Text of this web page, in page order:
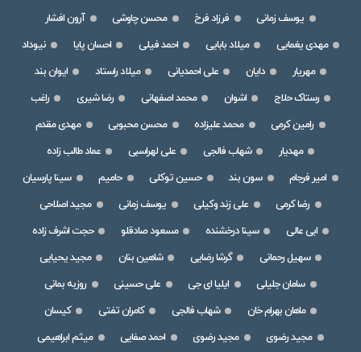
یوسف زمانی
فرزاد فرخ محسن چاوشی
آرون افشار
مهدی یغمایی
میلاد بابایی احمد فیلی احسان پایا
نیوداد
مهریار
دایان علی احمدیانی میلاد راستاد
ایوان بند
رستاک حلاج
اشوان محمد اصفهانی رضا شیری
راغب
رامین کرمی
محمد علیزاده محسن محبوبی
مهدی مقدم
مهدیار
شهاب فالجی علی لهراسبی
عماد طالب زاده
امیر فرجام
سون بند حسین توکلی حامیم
سینا پارسیان
رضا کرمی
علی زند وکیلی یوسف زمانی
مجید اصلاحی
ابی عالی
سینا درخشنده مسعود صادقلو
حجت اشرف زاده
سهیل رحمانی
گرشا رضایی شاهین بنان
مجید یحیایی
سامان جلیلی
ایلیا ای جی علی حسینی
روزبه بمانی
ماهان بهرام خان
شهاب فالجی کامران تفتی
کیسان
مجید رضوی
مجید رضوی احمد صفایی میثم ابراهیمی